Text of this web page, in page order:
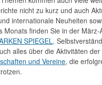
nicht zu kurz und auch
internationale Neuheiten
Monats finden Sie in der März-
SPIEGEL.
alles über die Aktivitäten der
und Vereine, die